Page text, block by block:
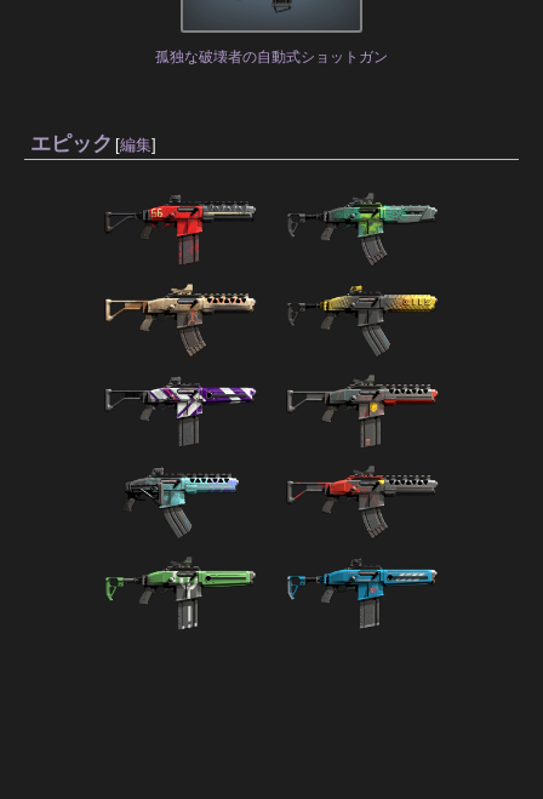
孤独な破壊者の自動式ショットガン
エピック [編集]